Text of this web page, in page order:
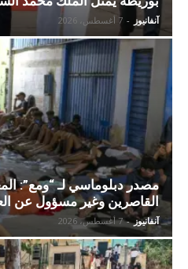
آنفانيوز - 7 أغسطس، 2026
مصدر دبلوماسي لـ “ومع”:
القاصرين وغير مسؤول عن
آنفانيوز - 7 أغسطس، 2026